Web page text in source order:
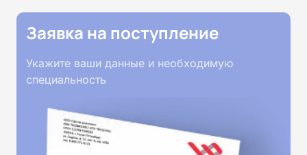
Заявка на поступление
Укажите ваши данные и необходимую
специальность